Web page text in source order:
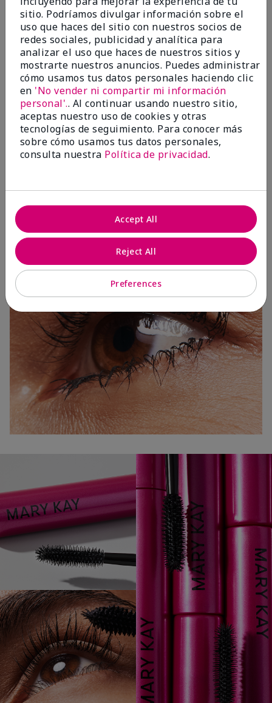
3 Capas
sitio. Podríamos divulgar información sobre el
uso que haces del sitio con nuestros socios de
redes sociales, publicidad y analítica para
analizar el uso que haces de nuestros sitios y
mostrarte nuestros anuncios. Puedes administrar
cómo usamos tus datos personales haciendo clic
en 'No vender ni compartir mi información
personal'.. Al continuar usando nuestro sitio,
aceptas nuestro uso de cookies y otras
tecnologías de seguimiento. Para conocer más
sobre cómo usamos tus datos personales,
consulta nuestra Política de privacidad.
Preferences
Reject All
Accept All